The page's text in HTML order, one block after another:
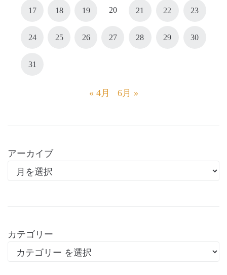
17 18 19 20 21 22 23
24 25 26 27 28 29 30
31
« 4月 6月 »
アーカイブ
カテゴリー